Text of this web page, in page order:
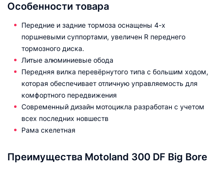
Особенности товара
Передние и задние тормоза оснащены 4-х
поршневыми суппортами, увеличен R переднего
тормозного диска.
Литые алюминиевые обода
Передняя вилка перевёрнутого типа с большим ходом,
которая обеспечивает отличную управляемость для
комфортного передвижения
Современный дизайн мотоцикла разработан с учетом
всех последних новшеств
Рама скелетная
Преимущества Motoland 300 DF Big Bore